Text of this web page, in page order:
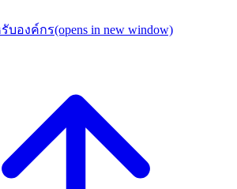
บองค์กร(opens in new window)